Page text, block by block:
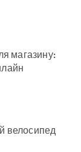
магазину:
велосипед